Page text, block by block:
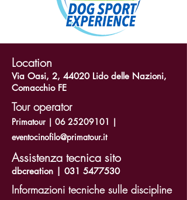
Location
Via Oasi, 2, 44020 Lido delle Nazioni,
Comacchio FE
Tour operator
Primatour | 06 25209101 |
eventocinofilo@primatour.it
Assistenza tecnica sito
dbcreation | 031 5477530
Informazioni tecniche sulle discipline